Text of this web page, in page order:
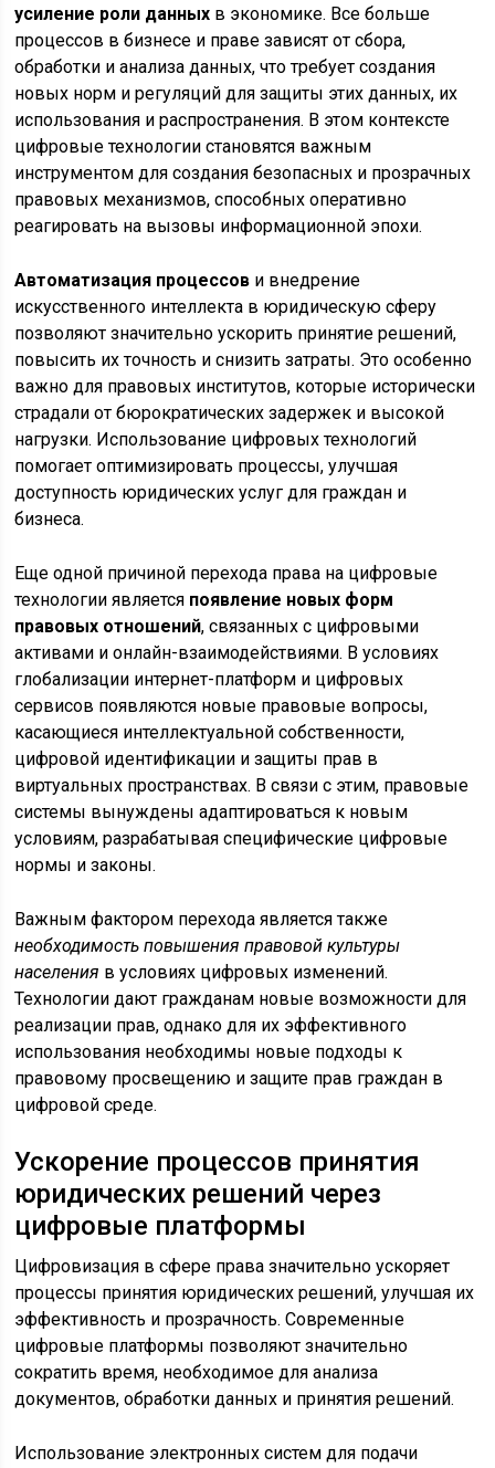
усиление роли данных в экономике. Все больше
процессов в бизнесе и праве зависят от сбора,
обработки и анализа данных, что требует создания
новых норм и регуляций для защиты этих данных, их
использования и распространения. В этом контексте
цифровые технологии становятся важным
инструментом для создания безопасных и прозрачных
правовых механизмов, способных оперативно
реагировать на вызовы информационной эпохи.
Автоматизация процессов и внедрение
искусственного интеллекта в юридическую сферу
позволяют значительно ускорить принятие решений,
повысить их точность и снизить затраты. Это особенно
важно для правовых институтов, которые исторически
страдали от бюрократических задержек и высокой
нагрузки. Использование цифровых технологий
помогает оптимизировать процессы, улучшая
доступность юридических услуг для граждан и
бизнеса.
Еще одной причиной перехода права на цифровые
технологии является появление новых форм
правовых отношений, связанных с цифровыми
активами и онлайн-взаимодействиями. В условиях
глобализации интернет-платформ и цифровых
сервисов появляются новые правовые вопросы,
касающиеся интеллектуальной собственности,
цифровой идентификации и защиты прав в
виртуальных пространствах. В связи с этим, правовые
системы вынуждены адаптироваться к новым
условиям, разрабатывая специфические цифровые
нормы и законы.
Важным фактором перехода является также
необходимость повышения правовой культуры
населения в условиях цифровых изменений.
Технологии дают гражданам новые возможности для
реализации прав, однако для их эффективного
использования необходимы новые подходы к
правовому просвещению и защите прав граждан в
цифровой среде.
Ускорение процессов принятия
юридических решений через
цифровые платформы
Цифровизация в сфере права значительно ускоряет
процессы принятия юридических решений, улучшая их
эффективность и прозрачность. Современные
цифровые платформы позволяют значительно
сократить время, необходимое для анализа
документов, обработки данных и принятия решений.
Использование электронных систем для подачи